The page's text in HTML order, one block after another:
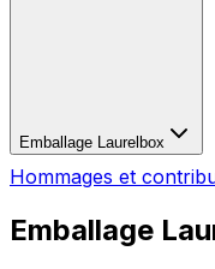
Emballage Laurelbox
Hommages et
Emballage